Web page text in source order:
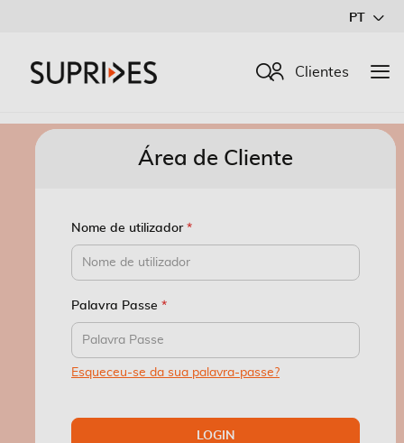
Conteúdo
PT
Procurar
Clientes
Área de Cliente
Nome de utilizador
Palavra Passe
Esqueceu-se da sua palavra-passe?
LOGIN